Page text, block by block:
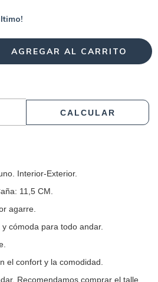
CALCULAR
Interior-Exterior.
11,5 CM.
agarre.
cómoda para todo andar.
el confort y la comodidad.
Recomendamos comprar el talle